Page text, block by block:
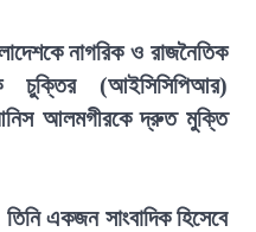
নাগরিক ও রাজনৈতিক
চুক্তির (আইসিসিপিআর)
আলমগীরকে দ্রুত মুক্তি
একজন সাংবাদিক হিসেবে